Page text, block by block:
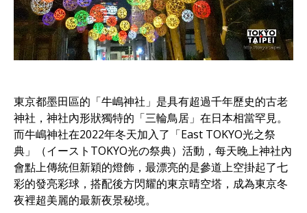
東京都墨田區的「牛嶋神社」是具有超過千年歷史的古老
神社，神社內形狀獨特的「三輪鳥居」在日本相當罕見。
而牛嶋神社在2022年冬天加入了「East TOKYO光之祭
典」（イーストTOKYO光の祭典）活動，每天晚上神社內
會點上傳統但新穎的燈飾，最漂亮的是參道上空掛起了七
彩的發亮彩球，搭配後方閃耀的東京晴空塔，成為東京冬
夜裡超美麗的最新夜景秘境。